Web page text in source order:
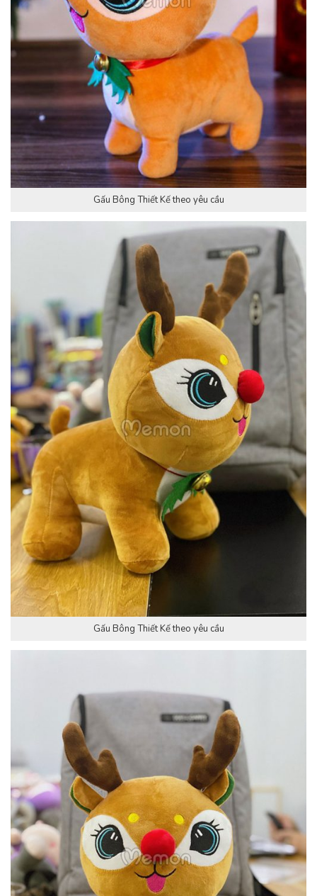
Gấu Bông Thiết Kế theo yêu cầu
Gấu Bông Thiết Kế theo yêu cầu